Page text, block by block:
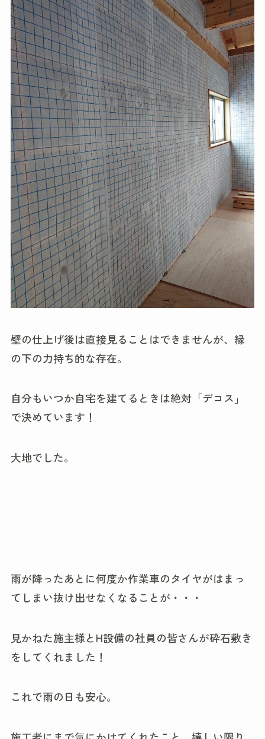
壁の仕上げ後は直接見ることはできませんが、縁
の下の力持ち的な存在。
自分もいつか自宅を建てるときは絶対「デコス」
で決めています！
大地でした。
雨が降ったあとに何度か作業車のタイヤがはまっ
てしまい抜け出せなくなることが・・・
見かねた施主様とH設備の社員の皆さんが砕石敷き
をしてくれました！
これで雨の日も安心。